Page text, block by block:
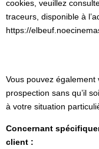
cookies, veuillez
traceurs, disponible à
https://
Vous pouvez
prospection sans qu’il
à votre situation
Concernant
client :